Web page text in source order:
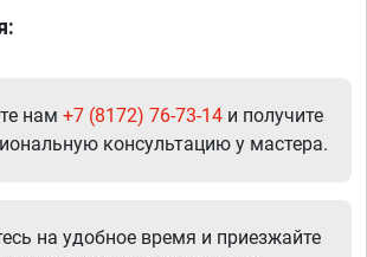
нам +7 (8172) 76-73-14 и получите
консультацию у мастера.
на удобное время и приезжайте